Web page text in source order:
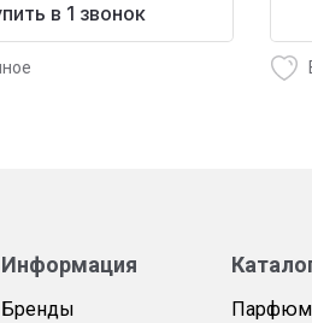
в 1 звонок
Информация
Бренды